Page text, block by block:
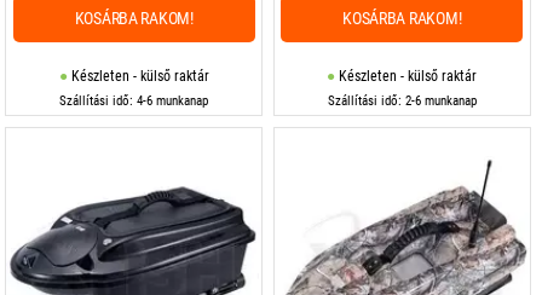
Készleten - külső raktár
Szállítási idő: 4-6 munkanap
KOSÁRBA RAKOM!
Készleten - külső raktár
Szállítási idő: 2-6 munkanap
KOSÁRBA RAKOM!